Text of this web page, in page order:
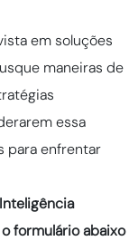
em soluções
maneiras de
essa
para enfrentar
formulário abaixo